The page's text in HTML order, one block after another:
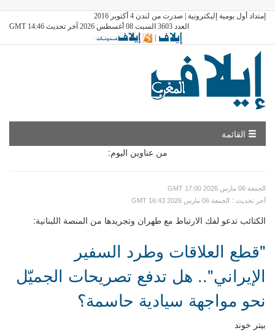
إمتداد أول يومية إليكترونية | صدرت من لندن 4 أكتوبر 2016
العدد 3603 السبت 08 أغسطس 2026 آخر تحديث GMT 14:46
|
القائمة
من عناوين اليوم:
GMT الجمعة 06 مارس 2026 17:00
GMT الجمعة 06 مارس 2026 16:43
: آخر تحديث
الكتائب تدعو لفك الارتباط مع طهران وتجريدها من المنصة اللبنانية:
"قطع العلاقات وطرد السفير
الإيراني".. هل تدفع تصريحات الجميّل
نحو مواجهة سيادية حاسمة؟
بيتر خوند